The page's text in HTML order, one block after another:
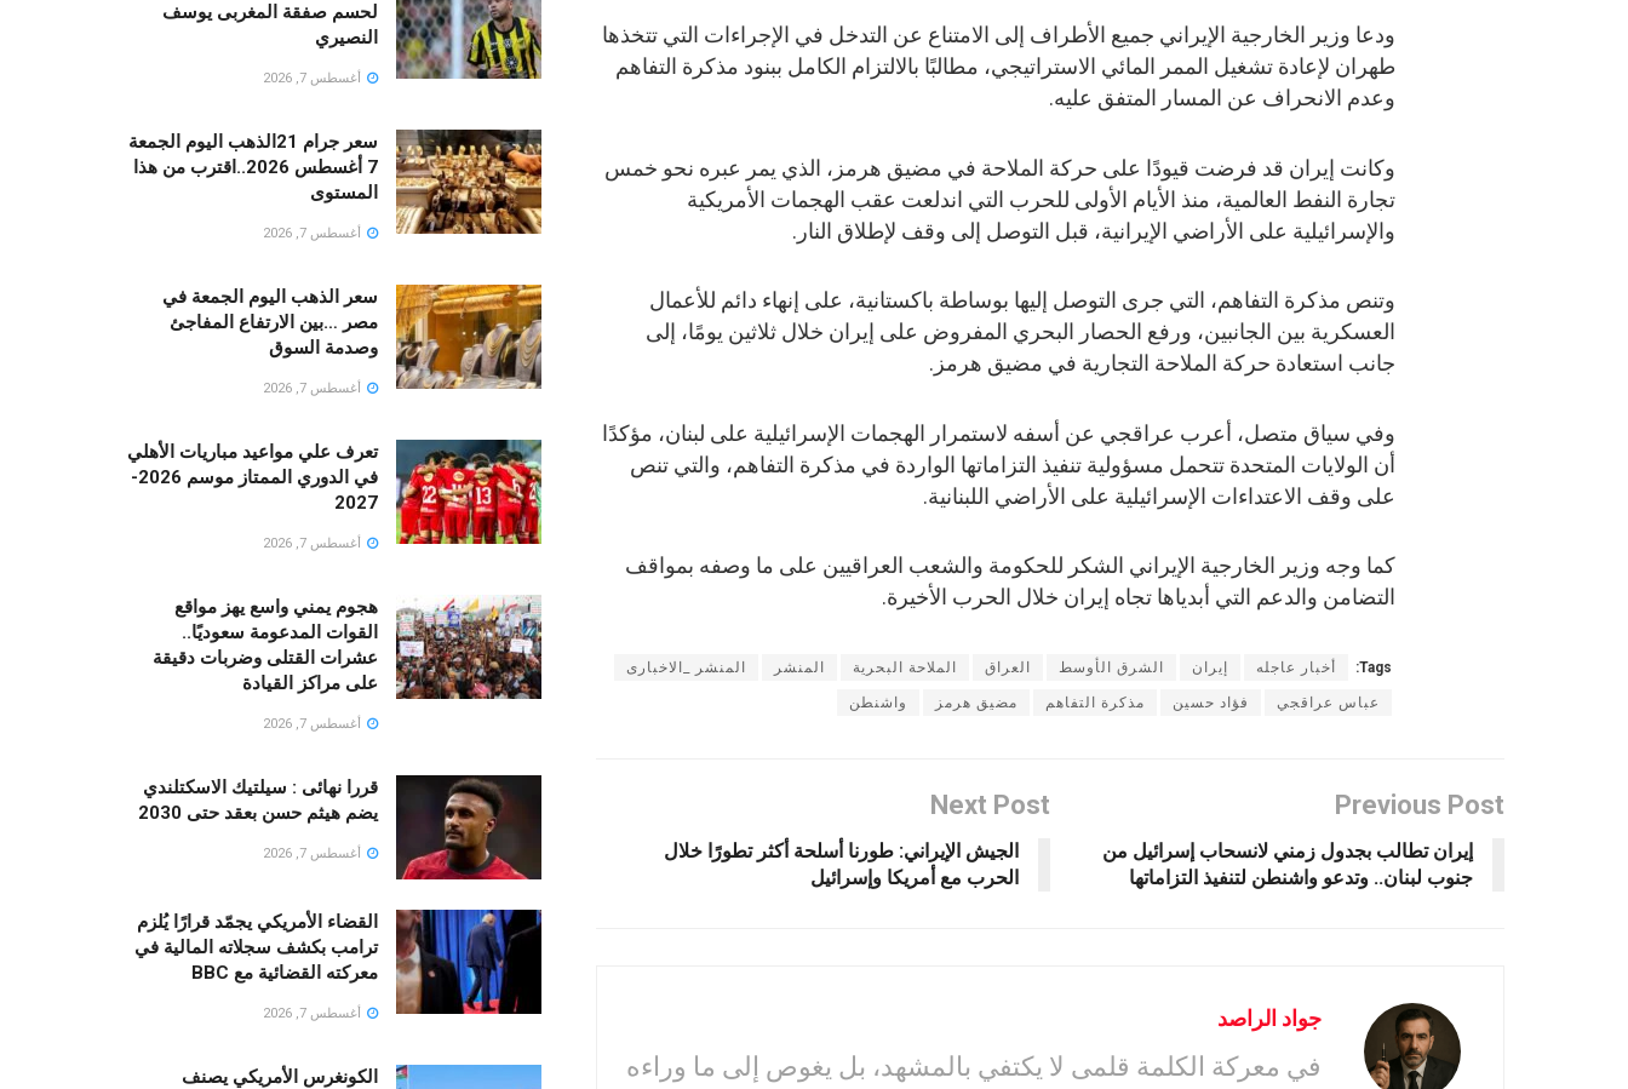
ودعا وزير الخارجية الإيراني جميع الأطراف إلى الامتناع عن التدخل في الإجراءات التي تتخذها
طهران لإعادة تشغيل الممر المائي الاستراتيجي، مطالبًا بالالتزام الكامل ببنود مذكرة التفاهم
وعدم الانحراف عن المسار المتفق عليه.
وكانت إيران قد فرضت قيودًا على حركة الملاحة في مضيق هرمز، الذي يمر عبره نحو خمس
تجارة النفط العالمية، منذ الأيام الأولى للحرب التي اندلعت عقب الهجمات الأمريكية
والإسرائيلية على الأراضي الإيرانية، قبل التوصل إلى وقف لإطلاق النار.
وتنص مذكرة التفاهم، التي جرى التوصل إليها بوساطة باكستانية، على إنهاء دائم للأعمال
العسكرية بين الجانبين، ورفع الحصار البحري المفروض على إيران خلال ثلاثين يومًا، إلى
جانب استعادة حركة الملاحة التجارية في مضيق هرمز.
وفي سياق متصل، أعرب عراقجي عن أسفه لاستمرار الهجمات الإسرائيلية على لبنان، مؤكدًا
أن الولايات المتحدة تتحمل مسؤولية تنفيذ التزاماتها الواردة في مذكرة التفاهم، والتي تنص
على وقف الاعتداءات الإسرائيلية على الأراضي اللبنانية.
كما وجه وزير الخارجية الإيراني الشكر للحكومة والشعب العراقيين على ما وصفه بمواقف
التضامن والدعم التي أبدياها تجاه إيران خلال الحرب الأخيرة.
Tags: أخبار عاجله إيران الشرق الأوسط العراق الملاحة البحرية المنشر المنشر _الاخبارى
عباس عراقجي فؤاد حسين مذكرة التفاهم مضيق هرمز واشنطن
Previous Post
إيران تطالب بجدول زمني لانسحاب إسرائيل من
جنوب لبنان.. وتدعو واشنطن لتنفيذ التزاماتها
Next Post
الجيش الإيراني: طورنا أسلحة أكثر تطورًا خلال
الحرب مع أمريكا وإسرائيل
جواد الراصد
في معركة الكلمة قلمى لا يكتفي بالمشهد، بل يغوص إلى ما وراءه
لحسم صفقة المغربى يوسف
النصيري
أغسطس 7, 2026
سعر جرام 21الذهب اليوم الجمعة
7 أغسطس 2026..اقترب من هذا
المستوى
أغسطس 7, 2026
سعر الذهب اليوم الجمعة في
مصر …بين الارتفاع المفاجئ
وصدمة السوق
أغسطس 7, 2026
تعرف علي مواعيد مباريات الأهلي
في الدوري الممتاز موسم 2026-
2027
أغسطس 7, 2026
هجوم يمني واسع يهز مواقع
القوات المدعومة سعوديًا..
عشرات القتلى وضربات دقيقة
على مراكز القيادة
أغسطس 7, 2026
قررا نهائى : سيلتيك الاسكتلندي
يضم هيثم حسن بعقد حتى 2030
أغسطس 7, 2026
القضاء الأمريكي يجمّد قرارًا يُلزم
ترامب بكشف سجلاته المالية في
معركته القضائية مع BBC
أغسطس 7, 2026
الكونغرس الأمريكي يصنف